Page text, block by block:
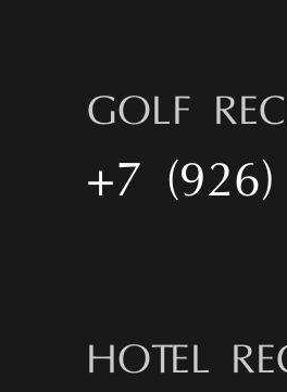
GOLF
+7
HOTEL